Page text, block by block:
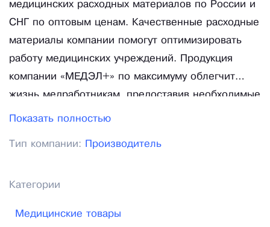
медицинских расходных материалов по России и
СНГ по оптовым ценам. Качественные расходные
материалы компании помогут оптимизировать
работу медицинских учреждений. Продукция
компании «МЕДЭЛ+» по максимуму облегчит
жизнь медработникам, предоставив необходимые
материалы для деятельности в соответствии с
эпидемиологические требования к обращению с
всегда в наличии: медицинская одежда,
средства для медицинских целей
Показать полностью
Тип компании: Производитель
Категории
Медицинские товары